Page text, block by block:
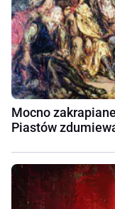
Mocno
Piastów